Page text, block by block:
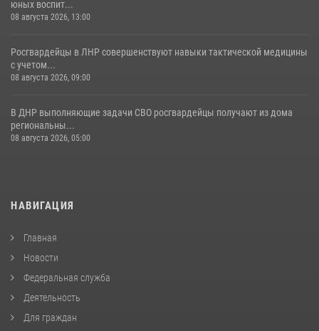
юных воспит...
08 августа 2026, 13:00
Росгвардейцы в ЛНР совершенствуют навыки тактической медицины
с учетом...
08 августа 2026, 09:00
В ДНР выполняющие задачи СВО росгвардейцы получают из дома
региональны...
08 августа 2026, 05:00
НАВИГАЦИЯ
Главная
Новости
Федеральная служба
Деятельность
Для граждан